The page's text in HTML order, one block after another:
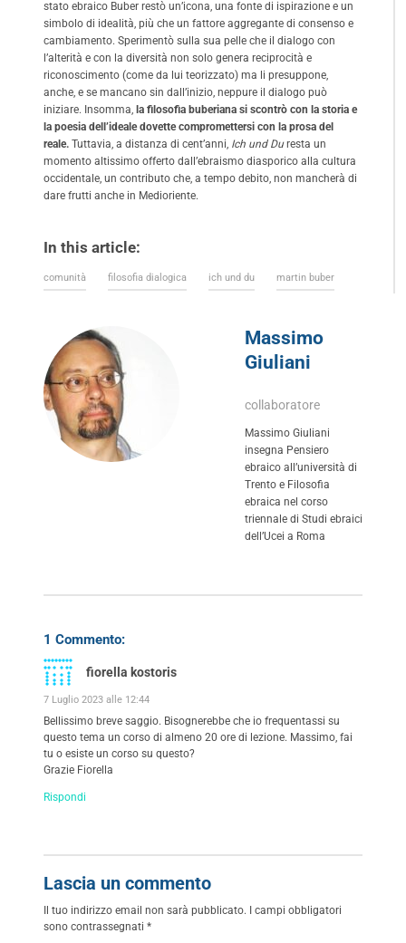
stato ebraico Buber restò un’icona, una fonte di ispirazione e un
simbolo di idealità, più che un fattore aggregante di consenso e
cambiamento. Sperimentò sulla sua pelle che il dialogo con
l’alterità e con la diversità non solo genera reciprocità e
riconoscimento (come da lui teorizzato) ma li presuppone,
anche, e se mancano sin dall’inizio, neppure il dialogo può
iniziare. Insomma, la filosofia buberiana si scontrò con la storia e
la poesia dell’ideale dovette compromettersi con la prosa del
reale. Tuttavia, a distanza di cent’anni, Ich und Duresta un
momento altissimo offerto dall’ebraismo diasporico alla cultura
occidentale, un contributo che, a tempo debito, non mancherà di
dare frutti anche in Medioriente.
In this article:
comunità filosofia dialogica ich und du martin buber
Massimo
Giuliani
collaboratore
Massimo Giuliani
insegna Pensiero
ebraico all’università di
Trento e Filosofia
ebraica nel corso
triennale di Studi ebraici
dell’Ucei a Roma
1 Commento:
fiorella kostoris
7 Luglio 2023 alle 12:44
Bellissimo breve saggio. Bisognerebbe che io frequentassi su
questo tema un corso di almeno 20 ore di lezione. Massimo, fai
tu o esiste un corso su questo?
Grazie Fiorella
Rispondi
Lascia un commento
Il tuo indirizzo email non sarà pubblicato. I campi obbligatori
sono contrassegnati *